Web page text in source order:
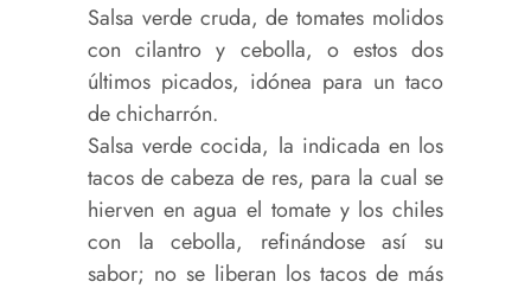
Salsa verde cruda, de tomates molidos
con cilantro y cebolla, o estos dos
últimos picados, idónea para un taco
de chicharrón.
Salsa verde cocida, la indicada en los
tacos de cabeza de res, para la cual se
hierven en agua el tomate y los chiles
con la cebolla, refinándose así su
sabor; no se liberan los tacos de más